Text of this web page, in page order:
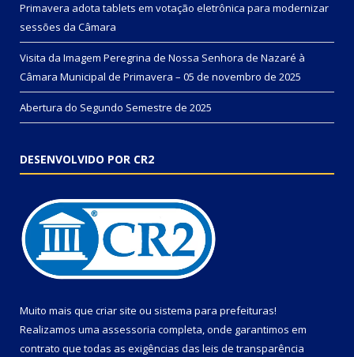
Primavera adota tablets em votação eletrônica para modernizar
sessões da Câmara
Visita da Imagem Peregrina de Nossa Senhora de Nazaré à
Câmara Municipal de Primavera – 05 de novembro de 2025
Abertura do Segundo Semestre de 2025
DESENVOLVIDO POR CR2
Muito mais que criar site ou sistema para prefeituras!
Realizamos uma assessoria completa, onde garantimos em
contrato que todas as exigências das leis de transparência